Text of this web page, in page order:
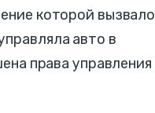
которой вызвало
авто в
права управления